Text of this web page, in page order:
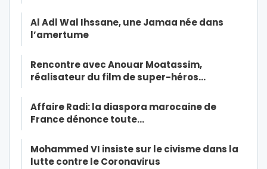
Al Adl Wal Ihssane, une Jamaa née dans
l’amertume
Rencontre avec Anouar Moatassim,
réalisateur du film de super-héros…
Affaire Radi: la diaspora marocaine de
France dénonce toute…
Mohammed VI insiste sur le civisme dans la
lutte contre le Coronavirus